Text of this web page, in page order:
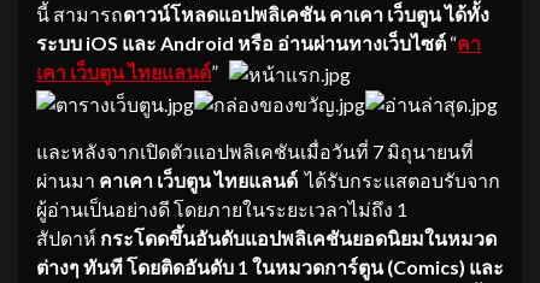
นี้ สามารถดาวน์โหลดแอปพลิเคชัน คาเคา เว็บตูน ได้ทั้ง
ระบบ iOS และ Android หรือ อ่านผ่านทางเว็บไซต์ “คา
เคา เว็บตูน ไทยแลนด์”
และหลังจากเปิดตัวแอปพลิเคชันเมื่อวันที่ 7 มิถุนายนที่
ผ่านมา คาเคา เว็บตูน ไทยแลนด์ ได้รับกระแสตอบรับจาก
ผู้อ่านเป็นอย่างดี โดยภายในระยะเวลาไม่ถึง 1
สัปดาห์ กระโดดขึ้นอันดับแอปพลิเคชันยอดนิยมในหมวด
ต่างๆ ทันที โดยติดอันดับ 1 ในหมวดการ์ตูน (Comics) และ